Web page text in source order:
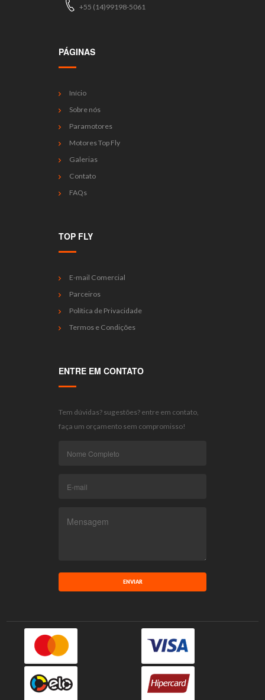
+55 (14)99198-5061
PÁGINAS
Início
Sobre nós
Paramotores
Motores Top Fly
Galerias
Contato
FAQs
TOP FLY
E-mail Comercial
Parceiros
Política de Privacidade
Termos e Condições
ENTRE EM CONTATO
Tem dúvidas? sugestões? entre em contato,
faça um orçamento sem compromisso!
ENVIAR